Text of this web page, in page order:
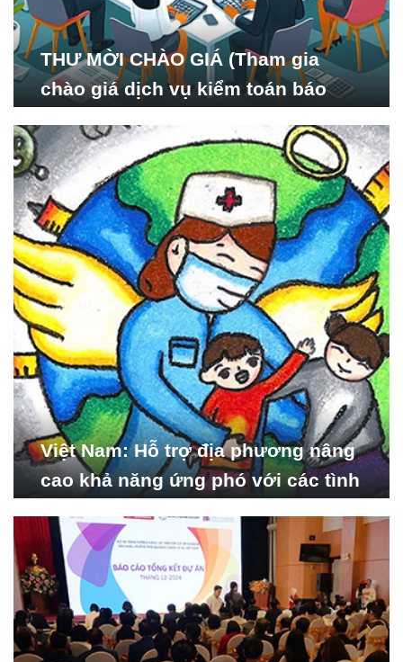
THƯ MỜI CHÀO GIÁ (Tham gia
chào giá dịch vụ kiểm toán báo
Nghiên cứu Phát triển Xã
hội_ISDS)
Việt Nam: Hỗ trợ địa phương nâng
cao khả năng ứng phó với các tình